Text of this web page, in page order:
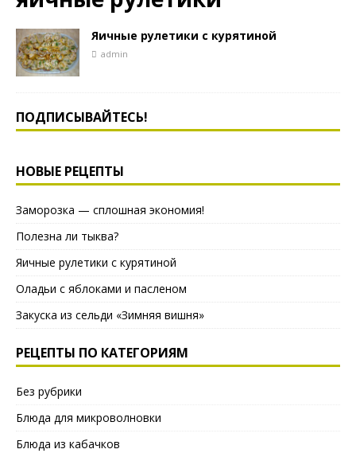
Яичные рулетики с курятиной
admin
ПОДПИСЫВАЙТЕСЬ!
НОВЫЕ РЕЦЕПТЫ
Заморозка — сплошная экономия!
Полезна ли тыква?
Яичные рулетики с курятиной
Оладьи с яблоками и пасленом
Закуска из сельди «Зимняя вишня»
РЕЦЕПТЫ ПО КАТЕГОРИЯМ
Без рубрики
Блюда для микроволновки
Блюда из кабачков